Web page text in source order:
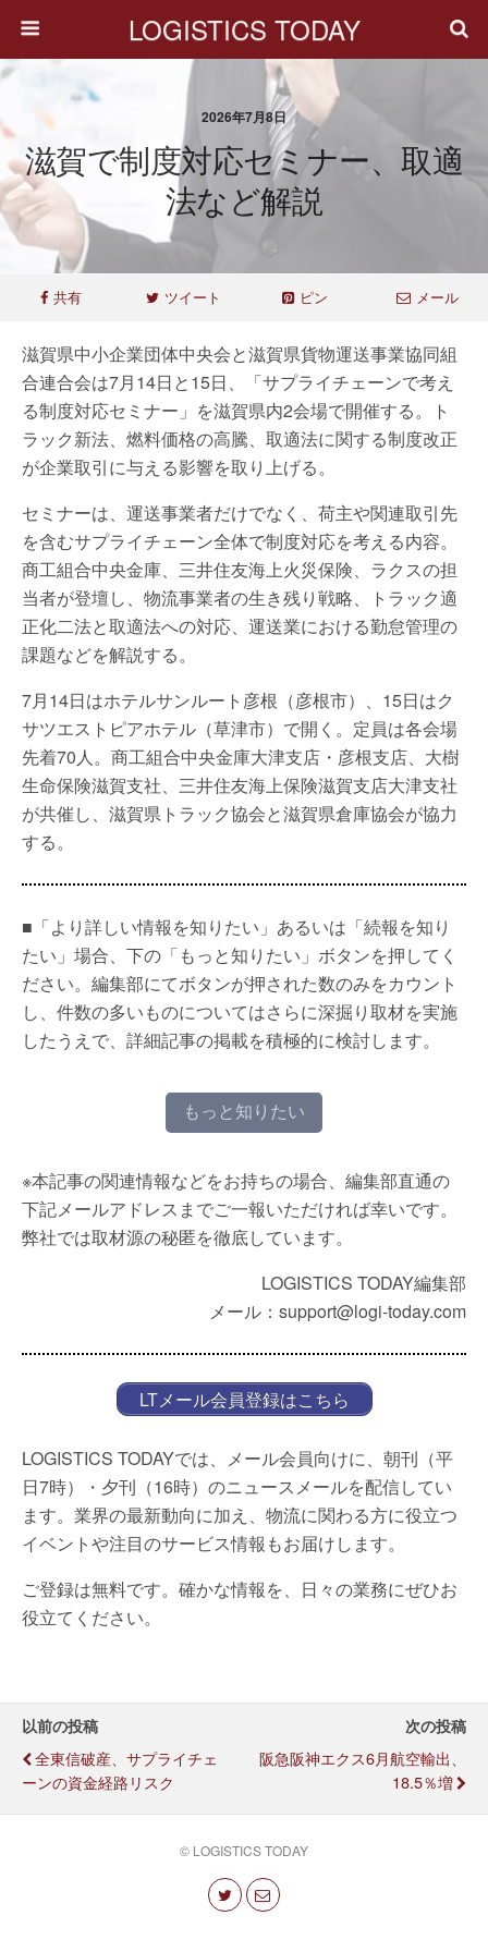
LOGISTICS TODAY
2026年7月8日
滋賀で制度対応セミナー、取適
法など解説
共有 ツイート ピン メール
滋賀県中小企業団体中央会と滋賀県貨物運送事業協同組
合連合会は7月14日と15日、「サプライチェーンで考え
る制度対応セミナー」を滋賀県内2会場で開催する。ト
ラック新法、燃料価格の高騰、取適法に関する制度改正
が企業取引に与える影響を取り上げる。
セミナーは、運送事業者だけでなく、荷主や関連取引先
を含むサプライチェーン全体で制度対応を考える内容。
商工組合中央金庫、三井住友海上火災保険、ラクスの担
当者が登壇し、物流事業者の生き残り戦略、トラック適
正化二法と取適法への対応、運送業における勤怠管理の
課題などを解説する。
7月14日はホテルサンルート彦根（彦根市）、15日はク
サツエストピアホテル（草津市）で開く。定員は各会場
先着70人。商工組合中央金庫大津支店・彦根支店、大樹
生命保険滋賀支社、三井住友海上保険滋賀支店大津支社
が共催し、滋賀県トラック協会と滋賀県倉庫協会が協力
する。
■「より詳しい情報を知りたい」あるいは「続報を知り
たい」場合、下の「もっと知りたい」ボタンを押してく
ださい。編集部にてボタンが押された数のみをカウント
し、件数の多いものについてはさらに深掘り取材を実施
したうえで、詳細記事の掲載を積極的に検討します。
もっと知りたい
※本記事の関連情報などをお持ちの場合、編集部直通の
下記メールアドレスまでご一報いただければ幸いです。
弊社では取材源の秘匿を徹底しています。
LOGISTICS TODAY編集部
メール：support@logi-today.com
LTメール会員登録はこちら
LOGISTICS TODAYでは、メール会員向けに、朝刊（平
日7時）・夕刊（16時）のニュースメールを配信してい
ます。業界の最新動向に加え、物流に関わる方に役立つ
イベントや注目のサービス情報もお届けします。
ご登録は無料です。確かな情報を、日々の業務にぜひお
役立てください。
以前の投稿
全東信破産、サプライチェ
ーンの資金経路リスク
次の投稿
阪急阪神エクス6月航空輸出、
18.5％増
© LOGISTICS TODAY